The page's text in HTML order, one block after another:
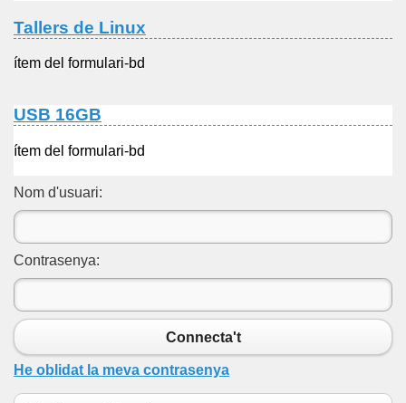
Tallers de Linux
ítem del formulari-bd
USB 16GB
ítem del formulari-bd
Nom d'usuari:
Contrasenya:
Connecta't
He oblidat la meva contrasenya